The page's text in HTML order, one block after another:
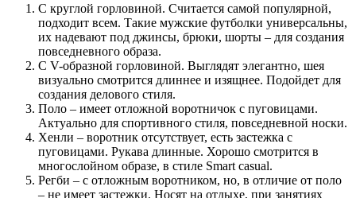
С круглой горловиной. Считается самой популярной,
подходит всем. Такие мужские футболки универсальны,
их надевают под джинсы, брюки, шорты – для создания
повседневного образа.
С V-образной горловиной. Выглядят элегантно, шея
визуально смотрится длиннее и изящнее. Подойдет для
создания делового стиля.
Поло – имеет отложной воротничок с пуговицами.
Актуально для спортивного стиля, повседневной носки.
Хенли – воротник отсутствует, есть застежка с
пуговицами. Рукава длинные. Хорошо смотрится в
многослойном образе, в стиле Smart casual.
Регби – с отложным воротником, но, в отличие от поло
– не имеет застежки. Носят на отдыхе, при занятиях